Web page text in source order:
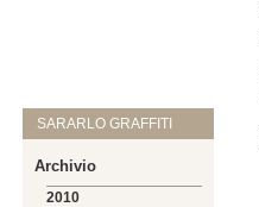
SARARLO GRAFFITI
Archivio
2010